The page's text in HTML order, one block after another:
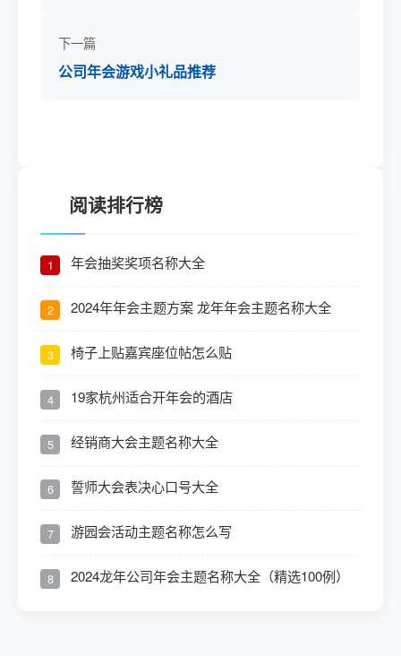
下一篇
公司年会游戏小礼品推荐
阅读排行榜
1 年会抽奖奖项名称大全
2 2024年年会主题方案 龙年年会主题名称大全
3 椅子上贴嘉宾座位帖怎么贴
4 19家杭州适合开年会的酒店
5 经销商大会主题名称大全
6 誓师大会表决心口号大全
7 游园会活动主题名称怎么写
8 2024龙年公司年会主题名称大全（精选100例）